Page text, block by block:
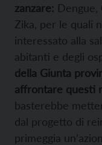
zanzare: Dengue,
Zika, per le quali
interessato alla
abitanti e degli
della Giunta
affrontare questi
basterebbe
dal progetto di
primeggia